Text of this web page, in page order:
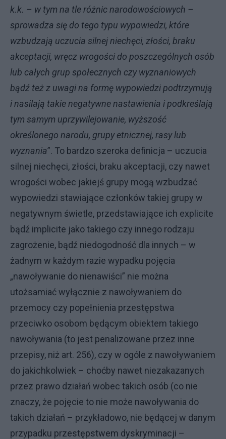
k.k. – w tym na tle różnic narodowościowych –
sprowadza się do tego typu wypowiedzi, które
wzbudzają uczucia silnej niechęci, złości, braku
akceptacji, wręcz wrogości do poszczególnych osób
lub całych grup społecznych czy wyznaniowych
bądź też z uwagi na formę wypowiedzi podtrzymują
i nasilają takie negatywne nastawienia i podkreślają
tym samym uprzywilejowanie, wyższość
określonego narodu, grupy etnicznej, rasy lub
wyznania”. To bardzo szeroka definicja – uczucia
silnej niechęci, złości, braku akceptacji, czy nawet
wrogości wobec jakiejś grupy mogą wzbudzać
wypowiedzi stawiające członków takiej grupy w
negatywnym świetle, przedstawiające ich explicite
bądź implicite jako takiego czy innego rodzaju
zagrożenie, bądź niedogodność dla innych – w
żadnym w każdym razie wypadku pojęcia
„nawoływanie do nienawiści” nie można
utożsamiać wyłącznie z nawoływaniem do
przemocy czy popełnienia przestępstwa
przeciwko osobom będącym obiektem takiego
nawoływania (to jest penalizowane przez inne
przepisy, niż art. 256), czy w ogóle z nawoływaniem
do jakichkolwiek – choćby nawet niezakazanych
przez prawo działań wobec takich osób (co nie
znaczy, że pojęcie to nie może nawoływania do
takich działań – przykładowo, nie będącej w danym
przypadku przestępstwem dyskryminacji –